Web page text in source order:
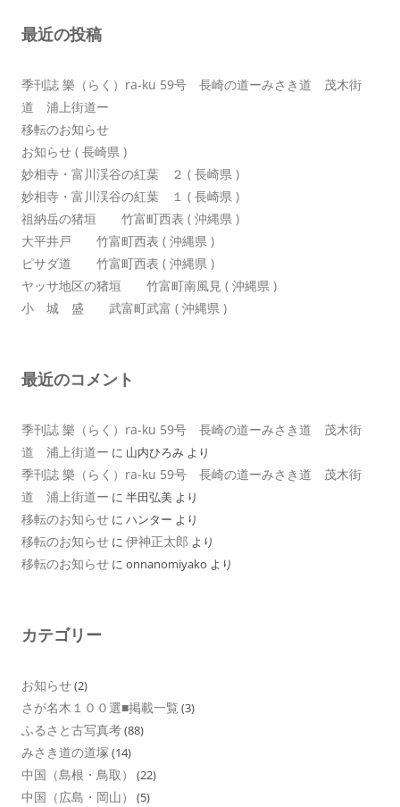
ョ
最近の投稿
季刊誌 樂（らく）ra-ku 59号 長崎の道ーみさき道 茂木街
道 浦上街道ー
移転のお知らせ
お知らせ ( 長崎県 )
妙相寺・富川渓谷の紅葉 ２ ( 長崎県 )
妙相寺・富川渓谷の紅葉 １ ( 長崎県 )
祖納岳の猪垣 竹富町西表 ( 沖縄県 )
大平井戸 竹富町西表 ( 沖縄県 )
ピサダ道 竹富町西表 ( 沖縄県 )
ヤッサ地区の猪垣 竹富町南風見 ( 沖縄県 )
小 城 盛 武富町武富 ( 沖縄県 )
最近のコメント
季刊誌 樂（らく）ra-ku 59号 長崎の道ーみさき道 茂木街
道 浦上街道ー に 山内ひろみ より
季刊誌 樂（らく）ra-ku 59号 長崎の道ーみさき道 茂木街
道 浦上街道ー に 半田弘美 より
移転のお知らせ に ハンター より
移転のお知らせ に 伊神正太郎 より
移転のお知らせ に onnanomiyako より
カテゴリー
お知らせ(2)
さが名木１００選■掲載一覧 (3)
ふるさと古写真考(88)
みさき道の道塚 (14)
中国（島根・鳥取） (22)
中国（広島・岡山） (5)